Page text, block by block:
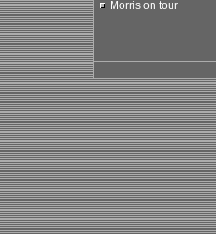
Morris on tour